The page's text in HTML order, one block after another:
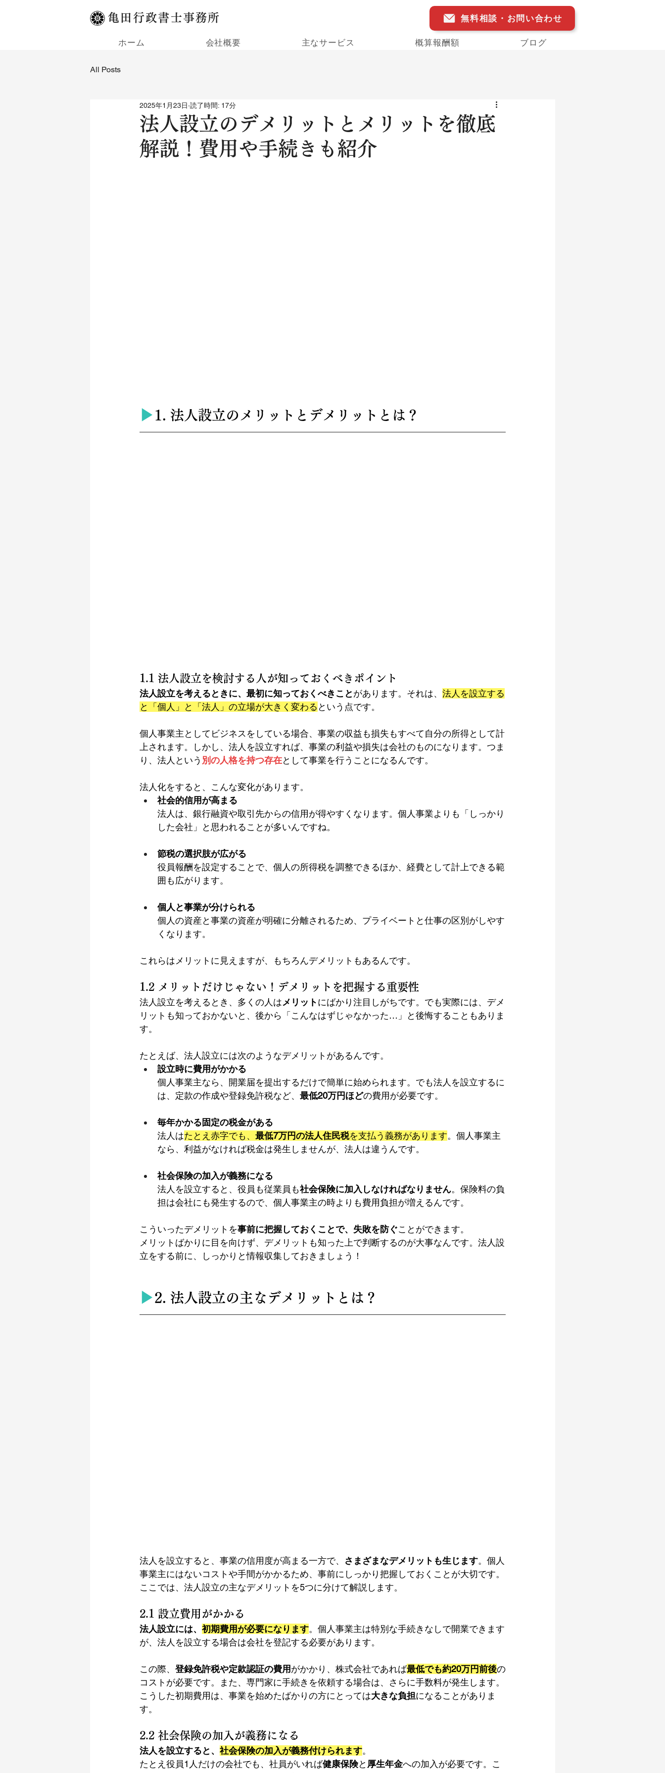
亀田行政書士事務所 無料相談・お問い合わせ
ホーム 会社概要 主なサービス 概算報酬額 ブログ
All Posts
法人設立のデメリットとメリットを徹底
解説！費用や手続きも紹介
2025年1月23日 読了時間: 17分
▶︎ 1. 法人設立のメリットとデメリットとは？
1.1 法人設立を検討する人が知っておくべきポイント
法人設立を考えるときに、最初に知っておくべきことがあります。それは、 法人を設立する
と「個人」と「法人」の立場が大きく変わる という点です。
個人事業主としてビジネスをしている場合、事業の収益も損失もすべて自分の所得として計
上されます。しかし、法人を設立すれば、事業の利益や損失は会社のものになります。つま
り、法人という 別の人格を持つ存在として事業を行うことになるんです。
法人化をすると、こんな変化があります。
社会的信用が高まる
法人は、銀行融資や取引先からの信用が得やすくなります。個人事業よりも「しっかり
した会社」と思われることが多いんですね。
節税の選択肢が広がる
役員報酬を設定することで、個人の所得税を調整できるほか、経費として計上できる範
囲も広がります。
個人と事業が分けられる
個人の資産と事業の資産が明確に分離されるため、プライベートと仕事の区別がしやす
くなります。
これらはメリットに見えますが、もちろんデメリットもあるんです。
1.2 メリットだけじゃない！デメリットを把握する重要性
法人設立を考えるとき、多くの人はメリットにばかり注目しがちです。でも実際には、デメ
リットも知っておかないと、後から「こんなはずじゃなかった…」と後悔することもありま
す。
たとえば、法人設立には次のようなデメリットがあるんです。
設立時に費用がかかる
個人事業主なら、開業届を提出するだけで簡単に始められます。でも法人を設立するに
は、定款の作成や登録免許税など、 最低20万円ほどの費用が必要です。
毎年かかる固定の税金がある
法人はたとえ赤字でも、 最低7万円の法人住民税を支払う義務があります。個人事業主
なら、利益がなければ税金は発生しませんが、法人は違うんです。
社会保険の加入が義務になる
法人を設立すると、役員も従業員も社会保険に加入しなければなりません。保険料の負
担は会社にも発生するので、個人事業主の時よりも費用負担が増えるんです。
こういったデメリットを事前に把握しておくことで、失敗を防ぐことができます。
メリットばかりに目を向けず、デメリットも知った上で判断するのが大事なんです。法人設
立をする前に、しっかりと情報収集しておきましょう！
▶︎2. 法人設立の主なデメリットとは？
法人を設立すると、事業の信用度が高まる一方で、 さまざまなデメリットも生じます。個人
事業主にはないコストや手間がかかるため、事前にしっかり把握しておくことが大切です。
ここでは、法人設立の主なデメリットを5つに分けて解説します。
2.1 設立費用がかかる
法人設立には、 初期費用が必要になります。個人事業主は特別な手続きなしで開業できます
が、法人を設立する場合は会社を登記する必要があります。
この際、 登録免許税や定款認証の費用がかかり、株式会社であれば最低でも約20万円前後の
コストが必要です。また、専門家に手続きを依頼する場合は、さらに手数料が発生します。
こうした初期費用は、事業を始めたばかりの方にとっては大きな負担になることがありま
す。
2.2 社会保険の加入が義務になる
法人を設立すると、 社会保険の加入が義務付けられます。
たとえ役員1人だけの会社でも、社員がいれば健康保険と 厚生年金への加入が必要です。こ